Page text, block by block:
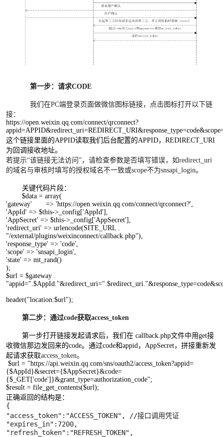
第一步：请求CODE
我们在PC端登录页面做微信图标链接，点击图标打开以下链
接：
https://open.weixin.qq.com/connect/qrconnect?
这个链接里面的APPID读取我们后台配置的APPID， REDIRECT_URI
为回调接收地址。
若提示“该链接无法访问”，请检查参数是否填写错误，如redirect_uri
的域名与审核时填写的授权域名不一致或scope不为snsapi_login。
关键代码片段：
$data = array(
'gateway' => 'https://open.weixin.qq.com/connect/qrconnect?',
'AppId' => $this->_config['AppId'],
'AppSecret' => $this->_config['AppSecret'],
'redirect_uri' => urlencode(SITE_URL .
"/external/plugins/weixinconnect/callback.php"),
'response_type' => 'code',
'scope' => 'snsapi_login',
'state' => mt_rand()
);
$url = $gateway .
header("location:$url");
第二步：通过code获取access_token
第一步打开链接发起请求后，我们在 callback.php文件中用get接
收微信那边发回来的code。通过code和appid， AppSecret，拼接重新发
起请求获取access_token。
$url = "https://api.weixin.qq.com/sns/oauth2/access_token?appid=
{$AppId}&secret={$AppSecret}&code=
{$_GET['code']}&grant_type=authorization_code";
$result = file_get_contents($url);
正确返回的结构是：
{
"access_token":"ACCESS_TOKEN", //接口调用凭证
"expires_in":7200,
"refresh_token":"REFRESH_TOKEN",